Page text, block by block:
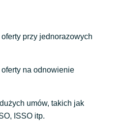
przy jednorazowych
na odnowienie
umów, takich jak
ISSO itp.